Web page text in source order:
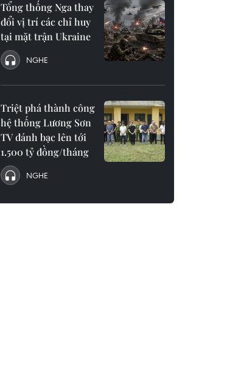
Tổng thống Nga thay
đổi vị trí các chỉ huy
tại mặt trận Ukraine
NGHE
Triệt phá thành công
hệ thống Lương Sơn
TV đánh bạc lên tới
1.500 tỷ đồng/tháng
NGHE